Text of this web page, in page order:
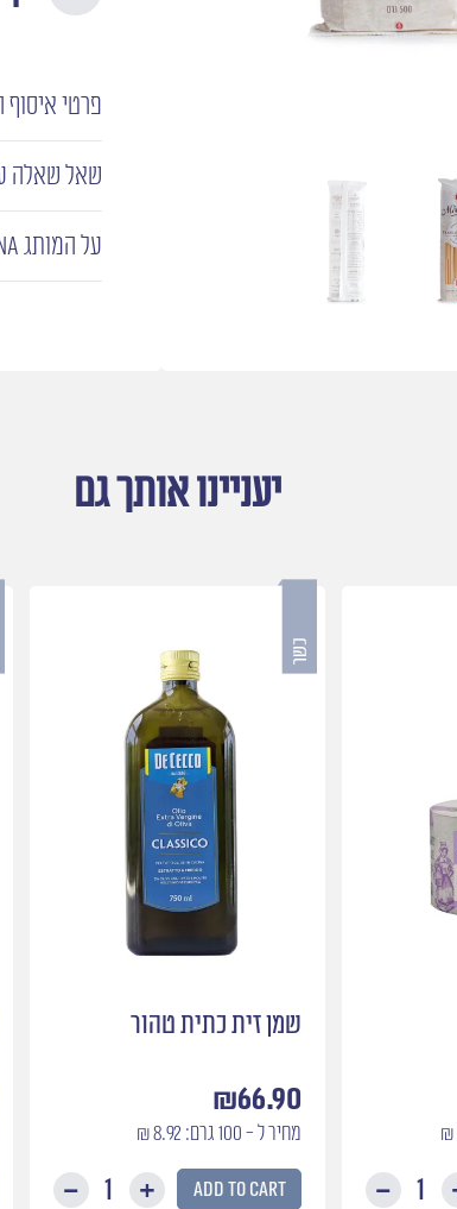
פרטי איסוף
שאל שאלה
על המותג LA MOLISANA
יעניינו אותך גם
מלח
שמן זית כתית טהור
₪66.90
מחיר ל - 100 גרם: 8.92 ₪
שמן
Add to cart